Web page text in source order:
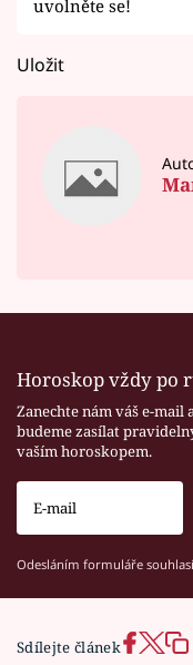
uvolněte se!
Uložit
Horoskop vždy po
Zanechte nám váš e-mail
budeme zasílat
vaším horoskopem.
Odesláním formuláře
Sdílejte článek